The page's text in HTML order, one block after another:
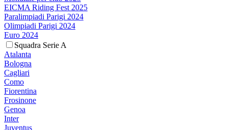
EICMA Riding Fest 2025
Paralimpiadi Parigi 2024
Olimpiadi Parigi 2024
Euro 2024
Squadra Serie A
Atalanta
Bologna
Cagliari
Como
Fiorentina
Frosinone
Genoa
Inter
Juventus